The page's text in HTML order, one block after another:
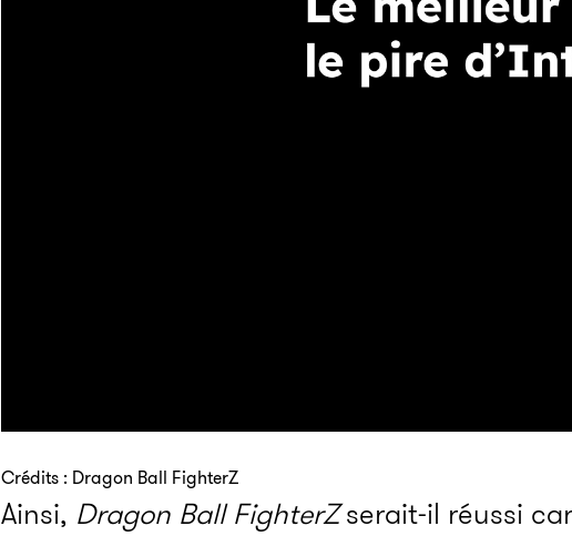
Crédits : Dragon Ball FighterZ
Ainsi, Dragon Ball FighterZserait-il réussi